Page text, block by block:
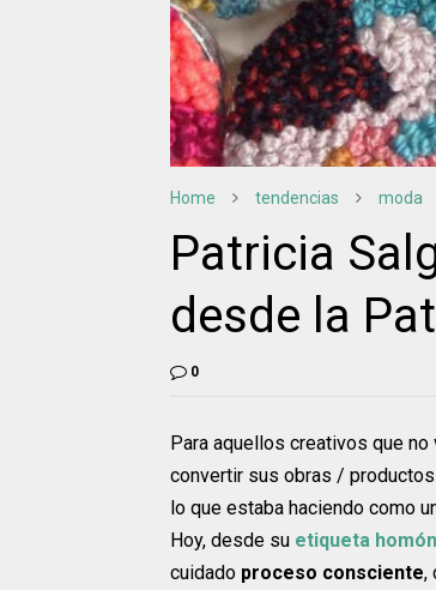
Home tendencias moda
Patricia
desde la
0
Para aquellos creativos que
convertir sus obras /
lo que estaba haciendo como
Hoy, desde su etiqueta
cuidado proceso consciente,